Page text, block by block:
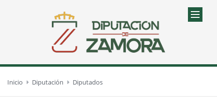
Inicio Diputación Diputados